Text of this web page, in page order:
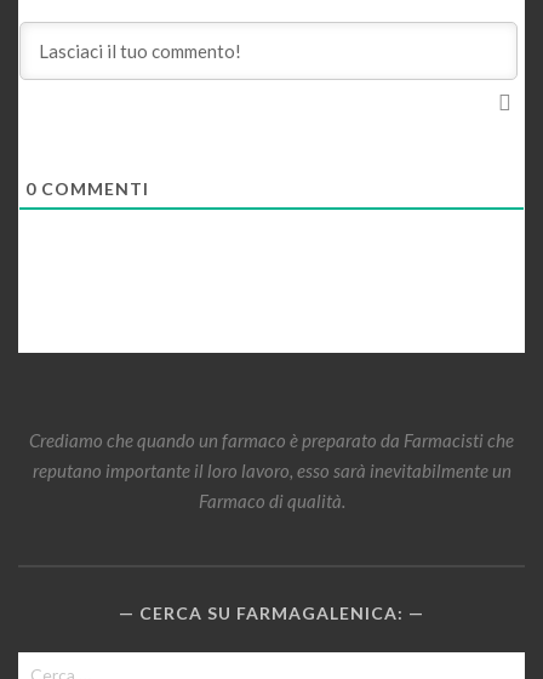
0 COMMENTI
Crediamo che quando un farmaco è preparato da Farmacisti che
reputano importante il loro lavoro, esso sarà inevitabilmente un
Farmaco di qualità.
CERCA SU FARMAGALENICA:
Ricerca